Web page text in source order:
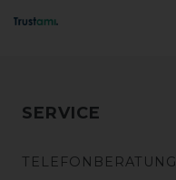
SERVICE
TELEFONBERATUNG